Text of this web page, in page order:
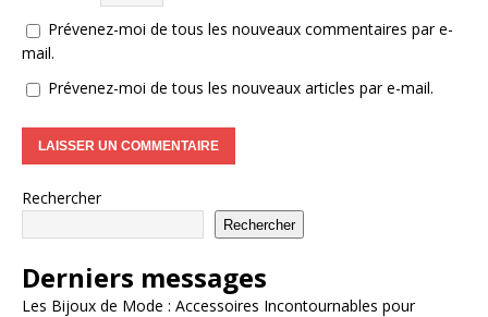
Prévenez-moi de tous les nouveaux commentaires par e-
mail.
Prévenez-moi de tous les nouveaux articles par e-mail.
Rechercher
Rechercher
Derniers messages
Les Bijoux de Mode : Accessoires Incontournables pour